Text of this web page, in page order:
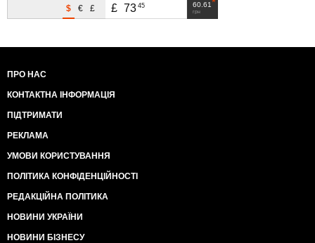
£
€
$ 60.61
грн
£ 73 45
ПРО НАС
КОНТАКТНА ІНФОРМАЦІЯ
ПІДТРИМАТИ
РЕКЛАМА
УМОВИ КОРИСТУВАННЯ
ПОЛІТИКА КОНФІДЕНЦІЙНОСТІ
РЕДАКЦІЙНА ПОЛІТИКА
НОВИНИ УКРАЇНИ
НОВИНИ БІЗНЕСУ